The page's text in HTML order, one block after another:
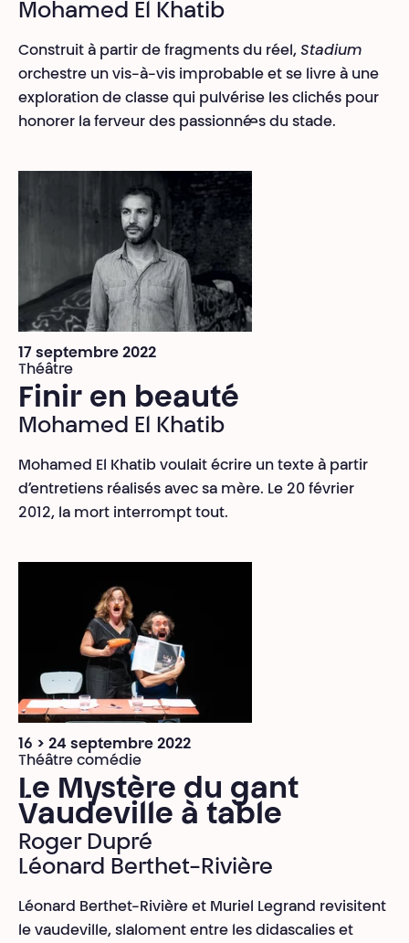
Mohamed El Khatib
Construit à partir de fragments du réel, Stadium
orchestre un vis-à-vis improbable et se livre à une
exploration de classe qui pulvérise les clichés pour
honorer la ferveur des passionné·es du stade.
17 septembre 2022
Théâtre
Finir en beauté
Mohamed El Khatib
Mohamed El Khatib voulait écrire un texte à partir
d’entretiens réalisés avec sa mère. Le 20 février
2012, la mort interrompt tout.
16 > 24 septembre 2022
Théâtre comédie
Le Mystère du gant
Vaudeville à table
Roger Dupré
Léonard Berthet-Rivière
Léonard Berthet-Rivière et Muriel Legrand revisitent
le vaudeville, slaloment entre les didascalies et